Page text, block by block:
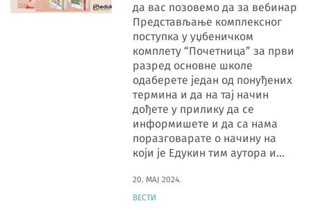
да вас позовемо да за вебинар
Представљање комплексног
поступка у уџбеничком
комплету “Почетница” за први
разред основне школе
одаберете један од понуђених
термина и да на тај начин
дођете у прилику да се
информишете и да са нама
поразговарате о начину на
који је Едукин тим аутора и…
20. МАЈ 2024.
ВЕСТИ